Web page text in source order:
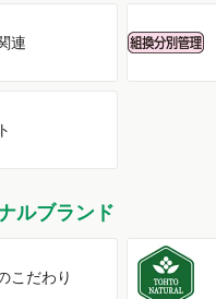
連
ルブランド
こだわり